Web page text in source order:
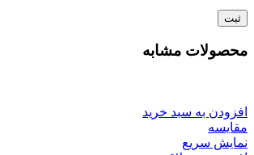
محصولات مشابه
افزودن به سبد خرید
مقایسه
نمایش سریع